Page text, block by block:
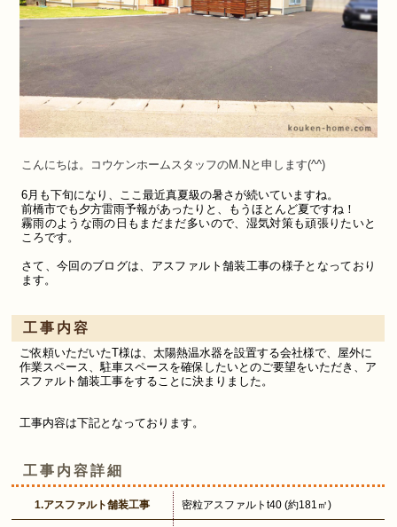
こんにちは。コウケンホーム スタッフのM.Nと申します(^^)
6月も下旬になり、ここ最近真夏級の暑さが続いていますね。
前橋市でも夕方雷雨予報があったりと、もうほとんど夏ですね！
霧雨のような雨の日もまだまだ多いので、湿気対策も頑張りたいと
ころです。
さて、今回のブログは、アスファルト舗装工事の様子となっており
ます。
工事内容
ご依頼いただいたT様は、太陽熱温水器を設置する会社様で、屋外に
作業スペース、駐車スペースを確保したいとのご要望をいただき、ア
スファルト舗装工事をすることに決まりました。
工事内容は下記となっております。
工事内容詳細
1.アスファルト舗装工事 密粒アスファルトt40 (約181㎡)